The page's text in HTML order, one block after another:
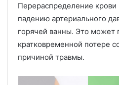
Перераспределение крови
падению артериального
горячей ванны. Это может
кратковременной потере
причиной травмы.